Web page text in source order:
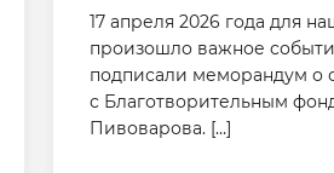
17 апреля 2026 года для
произошло важное
подписали меморандум о
с Благотворительным
Пивоварова. […]